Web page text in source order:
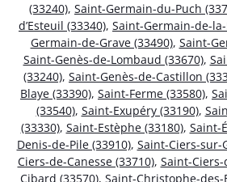
(33240), Saint-Germain-du-Puch
d’Esteuil (33340), Saint-Germain-de-
Germain-de-Grave (33490), Saint-
Saint-Genès-de-Lombaud (33670),
(33240), Saint-Genès-de-Castillon
Blaye (33390), Saint-Ferme (33580),
(33540), Saint-Exupéry (33190),
(33330), Saint-Estèphe (33180), Saint-
Denis-de-Pile (33910), Saint-Ciers-sur-
Ciers-de-Canesse (33710), Saint-Ciers-
Cibard (33570), Saint-Christophe-des-